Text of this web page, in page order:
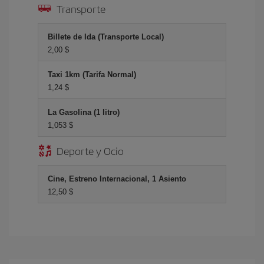
Transporte
Billete de Ida (Transporte Local)
2,00 $
Taxi 1km (Tarifa Normal)
1,24 $
La Gasolina (1 litro)
1,053 $
Deporte y Ocio
Cine, Estreno Internacional, 1 Asiento
12,50 $